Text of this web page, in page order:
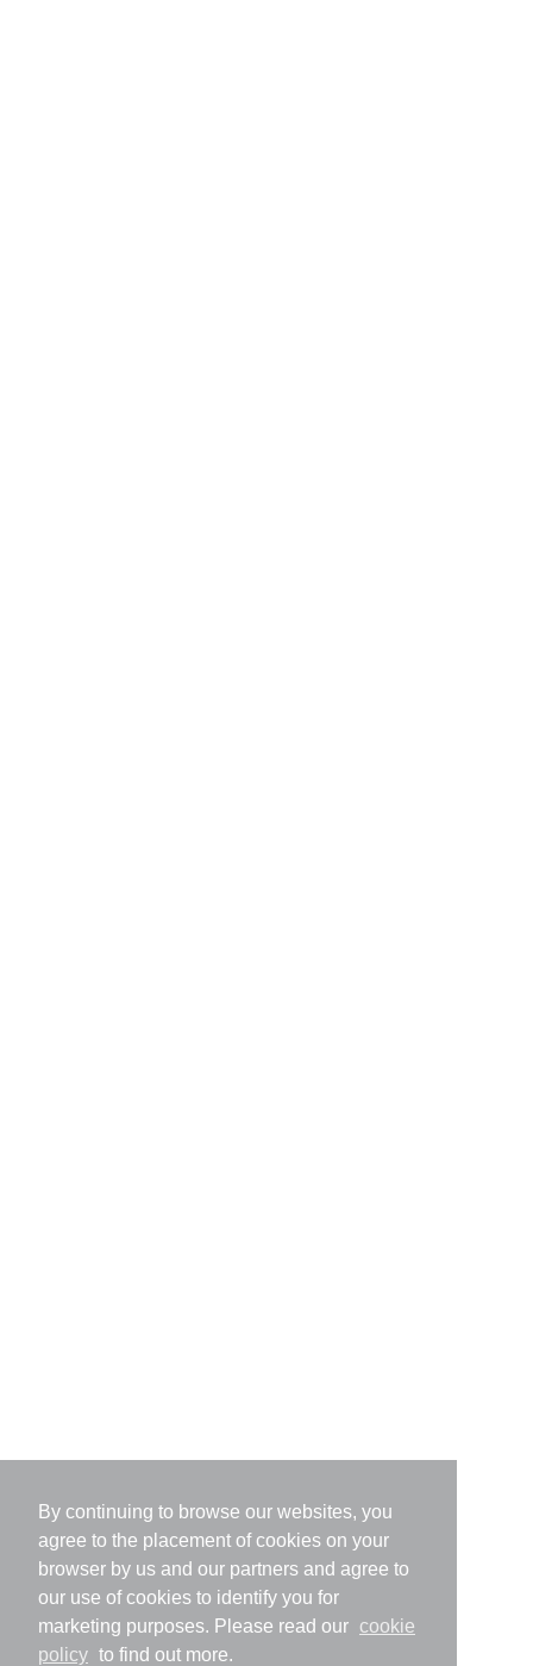
By continuing to browse our websites, you
agree to the placement of cookies on your
browser by us and our partners and agree to
our use of cookies to identify you for
marketing purposes. Please read our cookie
policy to find out more.